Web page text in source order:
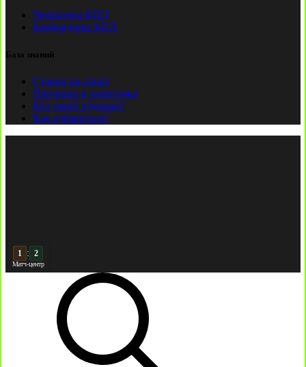
Чемпионы КПЛ
Бомбардиры КПЛ
База знаний
Ставки на спорт
Причины и симптомы
Кто такой лудоман?
Как избавиться?
2 : 2
Матч-центр